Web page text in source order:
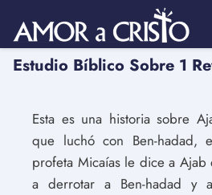
Estudio Bíblico Sobre 1
Esta es una historia sobre
que luchó con Ben-hadad,
profeta Micaías le dice a
a derrotar a Ben-hadad y